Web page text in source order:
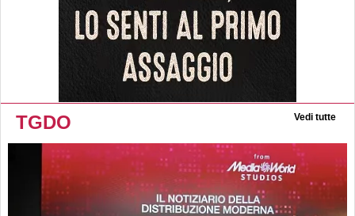
TGDO Vedi tutte